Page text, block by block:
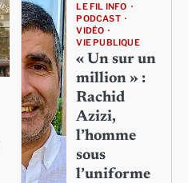
LE FIL INFO
PODCAST
VIDÉO
VIE PUBLIQUE
« Un sur un
million » :
Rachid
Azizi,
l’homme
sous
l’uniforme